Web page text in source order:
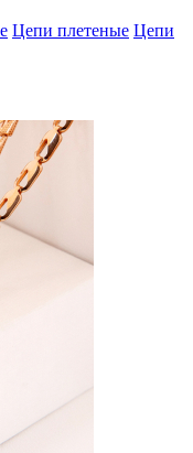
Цепи плетеные Цепи